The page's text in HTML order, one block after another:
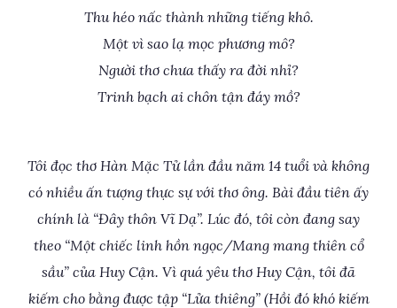
Thu héo nấc thành những tiếng khô.
Một vì sao lạ mọc phương mô?
Người thơ chưa thấy ra đời nhỉ?
Trinh bạch ai chôn tận đáy mồ?
Tôi đọc thơ Hàn Mặc Tử lần đầu năm 14 tuổi và không
có nhiều ấn tượng thực sự với thơ ông. Bài đầu tiên ấy
chính là “Đây thôn Vĩ Dạ”. Lúc đó, tôi còn đang say
theo “Một chiếc linh hồn ngọc/Mang mang thiên cổ
sầu” của Huy Cận. Vì quá yêu thơ Huy Cận, tôi đã
kiếm cho bằng được tập “Lửa thiêng” (Hồi đó khó kiếm